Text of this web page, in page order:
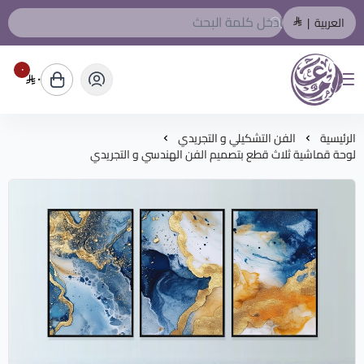
العربية |
المصمم العربي
٠ ٠
الرئيسية الفن التشكيلي و التجريدي
لوحة قماشية ثلاث قطع بتصميم الفن الهندسي و التجريدي